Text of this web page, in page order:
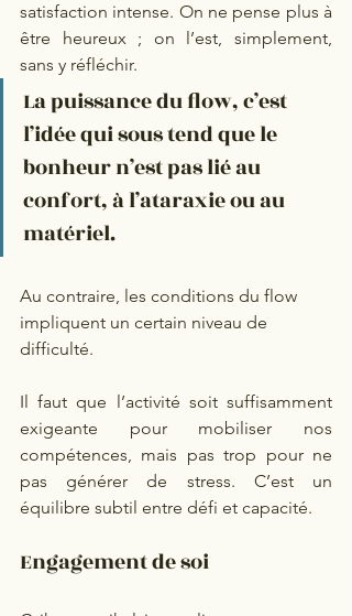
satisfaction intense. On ne pense plus à
être heureux ; on l’est, simplement,
sans y réfléchir.
La puissance du flow, c’est
l’idée qui sous tend que le
bonheur n’est pas lié au
confort, à l’ataraxie ou au
matériel.
Au contraire, les conditions du flow
impliquent un certain niveau de
difficulté.
Il faut que l’activité soit suffisamment
exigeante pour mobiliser nos
compétences, mais pas trop pour ne
pas générer de stress. C’est un
équilibre subtil entre défi et capacité.
Engagement de soi